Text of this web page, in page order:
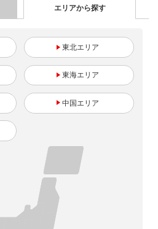
エリアから探す
東北
東海
中国